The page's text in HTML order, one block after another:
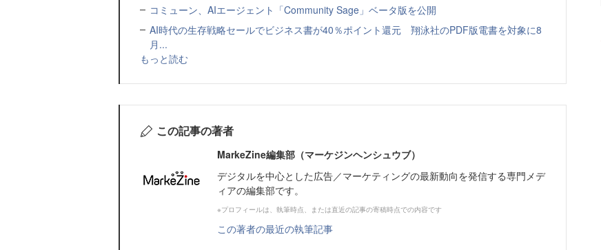
コミューン、AIエージェント「Community Sage」ベータ版を公開
AI時代の生存戦略セールでビジネス書が40％ポイント還元 翔泳社のPDF版電書を対象に8
月...
もっと読む
この記事の著者
MarkeZine編集部（マーケジンヘンシュウブ）
デジタルを中心とした広告／マーケティングの最新動向を発信する専門メデ
ィアの編集部です。
※プロフィールは、執筆時点、または直近の記事の寄稿時点での内容です
この著者の最近の執筆記事